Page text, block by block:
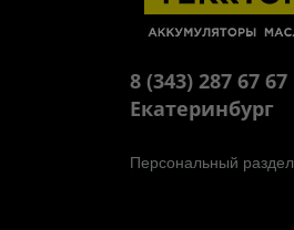
8 (343) 287 67 67
Екатеринбург
Персональный раздел